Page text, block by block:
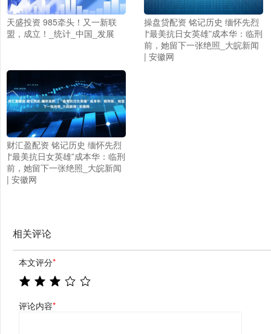
天盛投资 985牵头！又一新联
盟，成立！_统计_中国_发展
操盘贷配资 铭记历史 缅怀先烈
∣“最美抗日女英雄”成本华：临刑
前，她留下一张绝照_大皖新闻
| 安徽网
财汇盈配资 铭记历史 缅怀先烈
∣“最美抗日女英雄”成本华：临刑
前，她留下一张绝照_大皖新闻
| 安徽网
相关评论
本文评分*
评论内容*